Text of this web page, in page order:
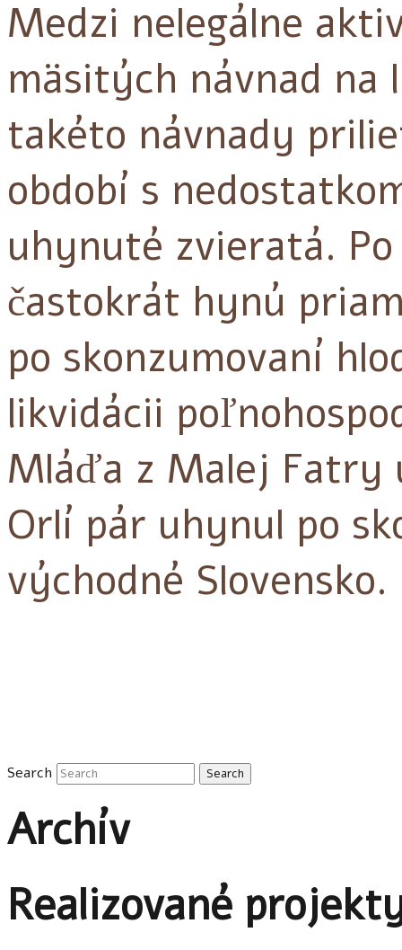
Medzi nelegálne
mäsitých návnad na
takéto návnady
období s
uhynuté zvieratá.
častokrát hynú
po skonzumovaní
likvidácii
Mláďa z Malej Fatry
Orlí pár uhynul po
východné Slovensko.
Search
Archív
Realizované